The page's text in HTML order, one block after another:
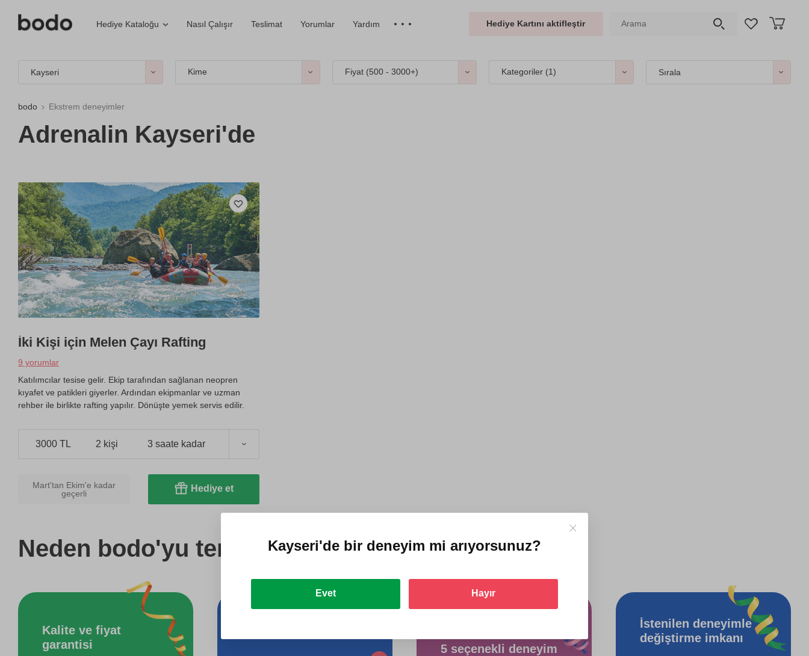
Hediye Kataloğu Nasıl Çalışır Teslimat Yorumlar Yardım Hediye Kartını aktifleştir
Kayseri Kime Fiyat (500 - 3000+) Kategoriler (1) Sırala
bodo Ekstrem deneyimler
Adrenalin Kayseri'de
İki Kişi için Melen Çayı Rafting
9 yorumlar
Katılımcılar tesise gelir. Ekip tarafından sağlanan neopren
kıyafet ve patikleri giyerler. Ardından ekipmanlar ve uzman
rehber ile birlikte rafting yapılır. Dönüşte yemek servis edilir.
3000 TL 2 kişi 3 saate kadar
Mart'tan Ekim'e kadar
geçerli
Hediye et
Neden bodo'yu tercih ediyorlar?
Kalite ve fiyat
garantisi
5 seçenekli deneyim
İstenilen deneyimle
değiştirme imkanı
Kayseri'de bir deneyim mi arıyorsunuz?
Evet Hayır